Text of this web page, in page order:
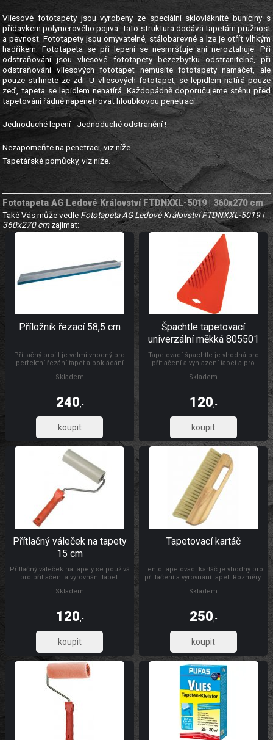
Vliesové fototapety jsou vyrobeny ze speciální sklovláknité buničiny s
přídavkem polymerového pojiva. Tato struktura dodává tapetám pružnost
a pevnost. Fototapety jsou omyvatelné, stálobarevné a lze je otřít vlhkým
hadříkem. Fototapeta se při lepení se nesmršťuje ani neroztahuje. Při
odstraňování jsou vliesové fototapety bezezbytku odstranitelné, při
odstraňování vliesových fototapet nemusíte fototapety namáčet, ale
pouze strhnete ze zdi. U vliesových fototapet, se lepidlem natírá pouze
zeď, tapeta se lepidlem nenatírá. Každopádně doporučujeme stěnu před
tapetování řádně napenetrovat hloubkovou penetrací.
Jednoduché lepení - Jednoduché odstranění !
Nezapomeňte na penetraci, viz níže.
Tapetářské pomůcky, viz níže.
Fototapeta AG Ledové Království FTDNXXL-5019 | 360x270 cm
Také Vás může vedle Fototapeta AG Ledové Království FTDNXXL-5019 |
360x270 cmzajímat:
Příložník řezací 58,5 cm
Přítlačný profil je velmi vhodný pro
perfektní řezání tapet a pokládání
hliník
Skladem
240,-
198,35
Špachtle tapetovací
univerzální měkká 805501
Tapetovací špachtle je vhodná pro
přitlačení a vyhlazení tapet a pro
samolepicích folií, s drážkou pro
odolná umělá hmota.
Skladem
120,-
99,17
Přítlačný váleček na tapety
15 cm
Přítlačný váleček na tapety se používá
pro přitlačení a vyrovnání tapet.
váleček je vyroben z PUR pěny,
Skladem
120,-
99,17
Tapetovací kartáč
Tento tapetovací kartáč je vhodný pro
přitlačení a vyrovnání tapet. Rozměry:
Skladem
250,-
206,61